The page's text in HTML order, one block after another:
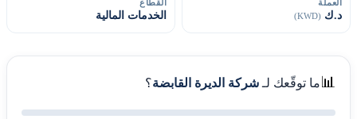
العملة
د.ك (KWD)
القطاع
الخدمات المالية
📊ما توقّعك لـ شركة الديرة القابضة؟